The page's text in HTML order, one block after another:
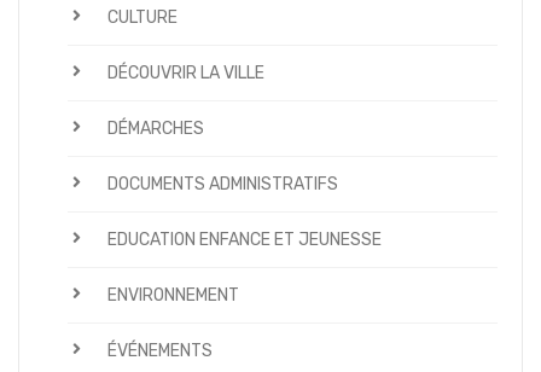
CULTURE
DÉCOUVRIR LA VILLE
DÉMARCHES
DOCUMENTS ADMINISTRATIFS
EDUCATION ENFANCE ET JEUNESSE
ENVIRONNEMENT
ÉVÉNEMENTS